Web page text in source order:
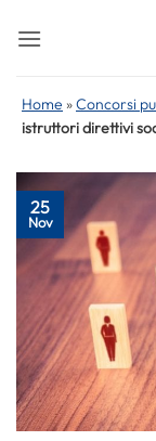
Home »Concorsi
istruttori direttivi
25
Nov